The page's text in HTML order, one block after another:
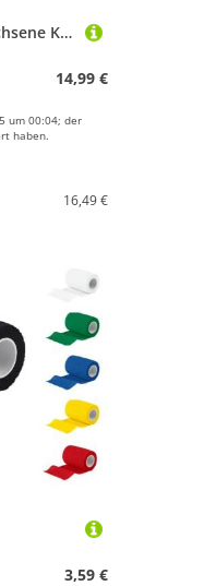
Umbro Unisex – Erwachsene Koordinationsleiter, Gelb, One Size
14,99 €
um 00:04; der
haben.
16,49 €
3,59 €